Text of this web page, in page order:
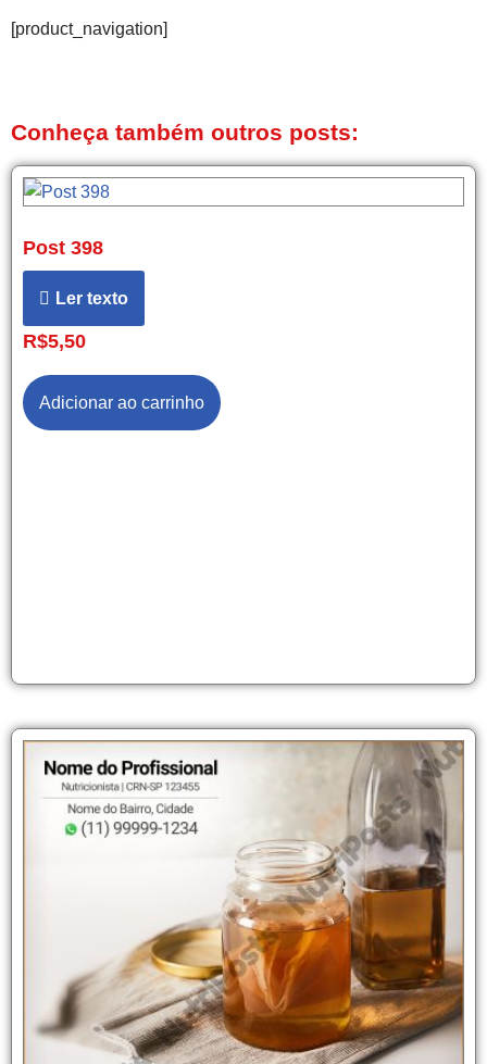
[product_navigation]
Conheça também outros posts:
Post 398
Ler texto
R$5,50
Adicionar ao carrinho